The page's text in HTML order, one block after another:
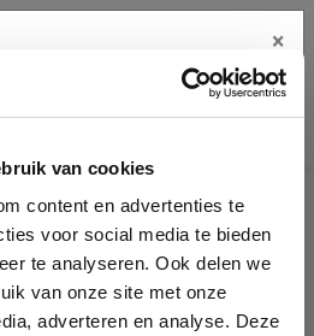
van cookies
content en advertenties te
voor social media te bieden
te analyseren. Ook delen we
van onze site met onze
adverteren en analyse. Deze
details
×
klembord
te gebruiken om de fout te melden